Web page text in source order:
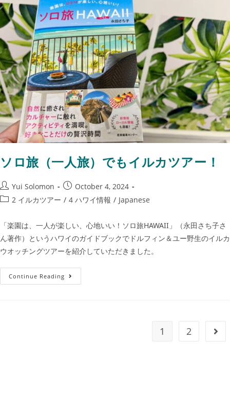
ソロ旅（一人旅）でもイルカツアー！
Yui Solomon
October 4, 2024
2 イルカツアー / 4 ハワイ情報 / Japanese
「楽園は、一人が楽しい、心地いい！ソロ旅HAWAII」（永田さち子さ
ん著作）というハワイのガイドブックでドルフィン＆ユー野生のイルカ
ウオッチングツアーを紹介していただきました。
Continue Reading
1 2